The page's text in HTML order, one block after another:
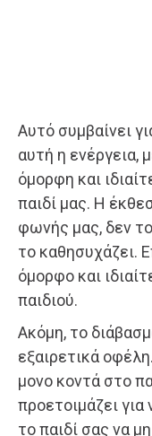
Αυτό συμβαίνει
αυτή η ενέργεια,
όμορφη και
παιδί μας. Η
φωνής μας, δεν
το καθησυχάζει.
όμορφο και
παιδιού.
Ακόμη, το
εξαιρετικά
μονο κοντά στο
προετοιμάζει
το παιδί σας να